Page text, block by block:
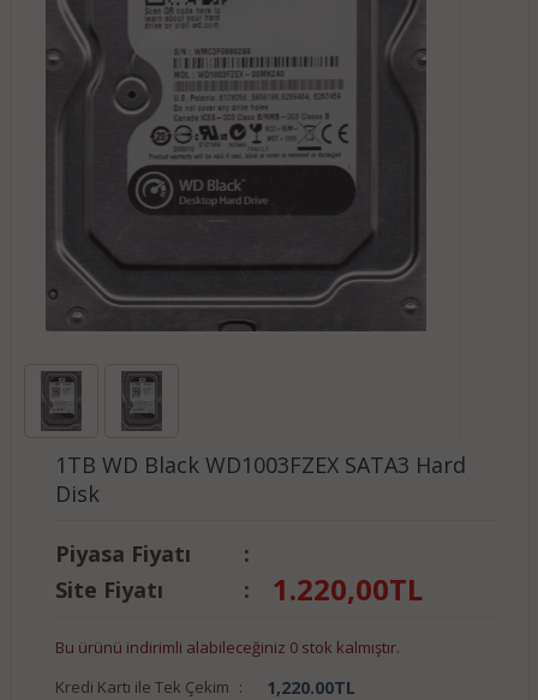
1TB WD Black WD1003FZEX SATA3 Hard
Disk
Piyasa Fiyatı
:
Site Fiyatı
: 1.220,00TL
Bu ürünü indirimli alabileceğiniz 0 stok kalmıştır.
Kredi Kartı ile Tek Çekim : 1,220.00TL